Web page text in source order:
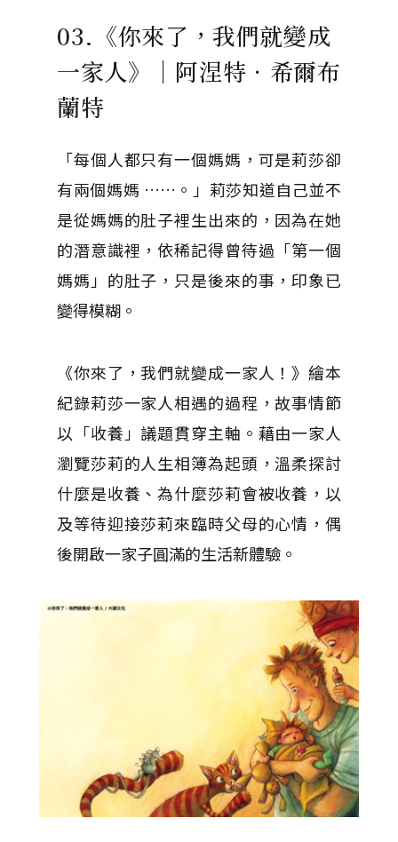
03.《你來了，我們就變成
一家人》｜阿涅特．希爾布
蘭特
「每個人都只有一個媽媽，可是莉莎卻
有兩個媽媽 ……。」莉莎知道自己並不
是從媽媽的肚子裡生出來的，因為在她
的潛意識裡，依稀記得曾待過「第一個
媽媽」的肚子，只是後來的事，印象已
變得模糊。
《你來了，我們就變成一家人！》繪本
紀錄莉莎一家人相遇的過程，故事情節
以「收養」議題貫穿主軸。藉由一家人
瀏覽莎莉的人生相簿為起頭，溫柔探討
什麼是收養、為什麼莎莉會被收養，以
及等待迎接莎莉來臨時父母的心情，偶
後開啟一家子圓滿的生活新體驗。